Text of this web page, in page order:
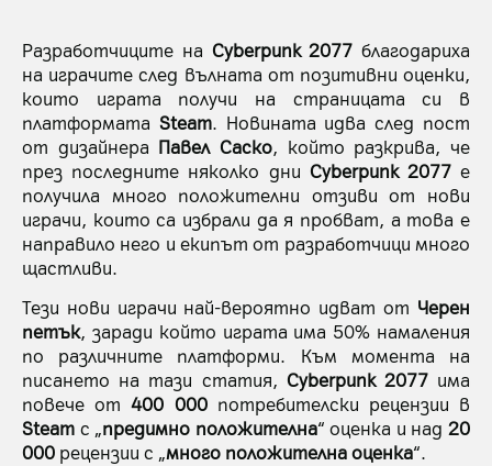
Разработчиците на Cyberpunk 2077 благодариха
на играчите след вълната от позитивни оценки,
които играта получи на страницата си в
платформата Steam. Новината идва след пост
от дизайнера Павел Саско, който разкрива, че
през последните няколко дни Cyberpunk 2077е
получила много положителни отзиви от нови
играчи, които са избрали да я пробват, а това е
направило него и екипът от разработчици много
щастливи.
Тези нови играчи най-вероятно идват от Черен
петък, заради който играта има 50% намаления
по различните платформи. Към момента на
писането на тази статия, Cyberpunk 2077има
повече от400 000потребителски рецензии в
Steam с „предимно положителна“ оценка и над20
000 рецензии с „много положителна оценка“.